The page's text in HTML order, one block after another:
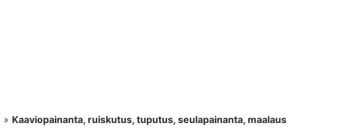
» Kaaviopainanta, ruiskutus, tuputus, seulapainanta, maalaus